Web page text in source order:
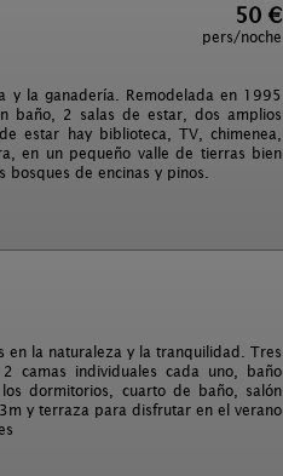
50 €
pers/noche
y la ganadería. Remodelada en 1995
baño, 2 salas de estar, dos amplios
estar hay biblioteca, TV, chimenea,
en un pequeño valle de tierras bien
de encinas y pinos.
en la naturaleza y la tranquilidad. Tres
camas individuales cada uno, baño
dormitorios, cuarto de baño, salón
y terraza para disfrutar en el verano